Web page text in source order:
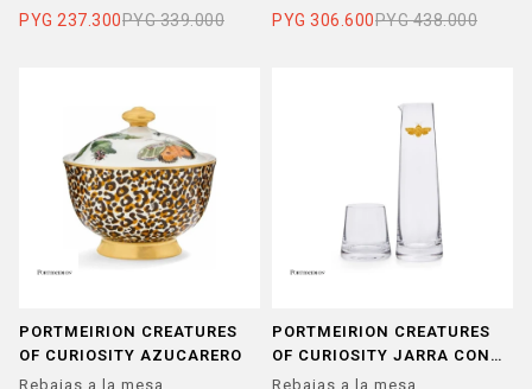
PYG 237.300PYG 339.000 PYG 306.600PYG 438.000
PORTMEIRION CREATURES
OF CURIOSITY AZUCARERO
Rebajas a la mesa
PORTMEIRION CREATURES
OF CURIOSITY JARRA CON
VASO
Rebajas a la mesa